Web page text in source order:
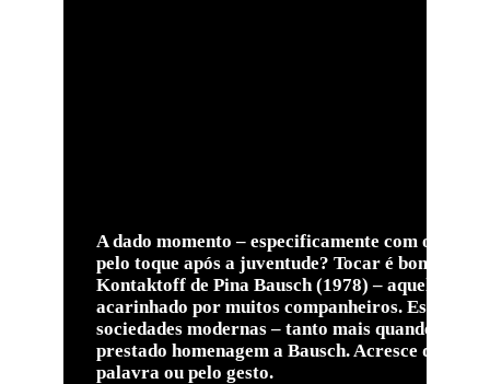
A dado momento – especificamente com o
pelo toque após a juventude? Tocar é bom ou é
Kontaktoff de Pina Bausch (1978) – aquela cena
acarinhado por muitos companheiros. Esta
sociedades modernas – tanto mais quando a
prestado homenagem a Bausch. Acresce que
palavra ou pelo gesto.